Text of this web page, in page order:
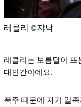
레클리 ©️쟈낙
레클리는 보름달이 뜨
대인간이에요.
폭주 때문에 자기 일